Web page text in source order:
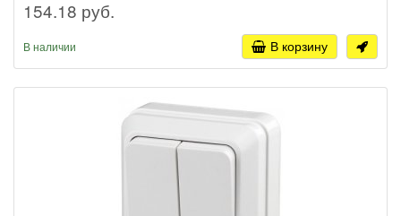
154.18 руб.
В наличии В корзину